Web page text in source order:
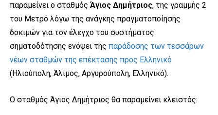
παραμείνει ο σταθμός Άγιος Δημήτριος, της γραμμής 2
του Μετρό λόγω της ανάγκης πραγματοποίησης
δοκιμών για τον έλεγχο του συστήματος
σηματοδότησης ενόψει της παράδοσης των τεσσάρων
νέων σταθμών της επέκτασης προς Ελληνικό
(Ηλιούπολη, Άλιμος, Αργυρούπολη, Ελληνικό).
Ο σταθμός Άγιος Δημήτριος θα παραμείνει κλειστός: